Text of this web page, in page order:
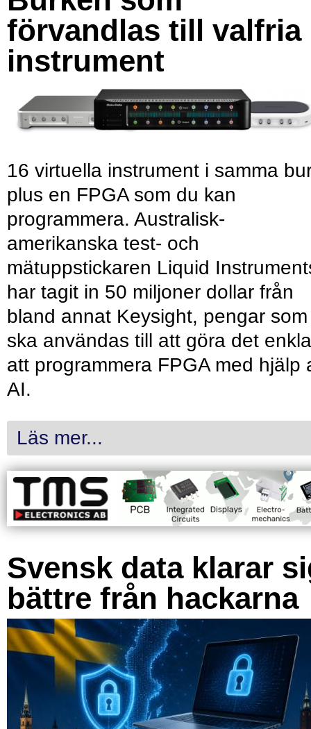
förvandlas till valfria
instrument
16 virtuella instrument i samma
plus en FPGA som du kan
programmera. Australisk-
amerikanska test- och
mätuppstickaren Liquid
har tagit in 50 miljoner dollar från
bland annat Keysight, pengar som
ska användas till att göra det
att programmera FPGA med hjälp
AI.
Läs mer...
Svensk data klarar
bättre från hackarna